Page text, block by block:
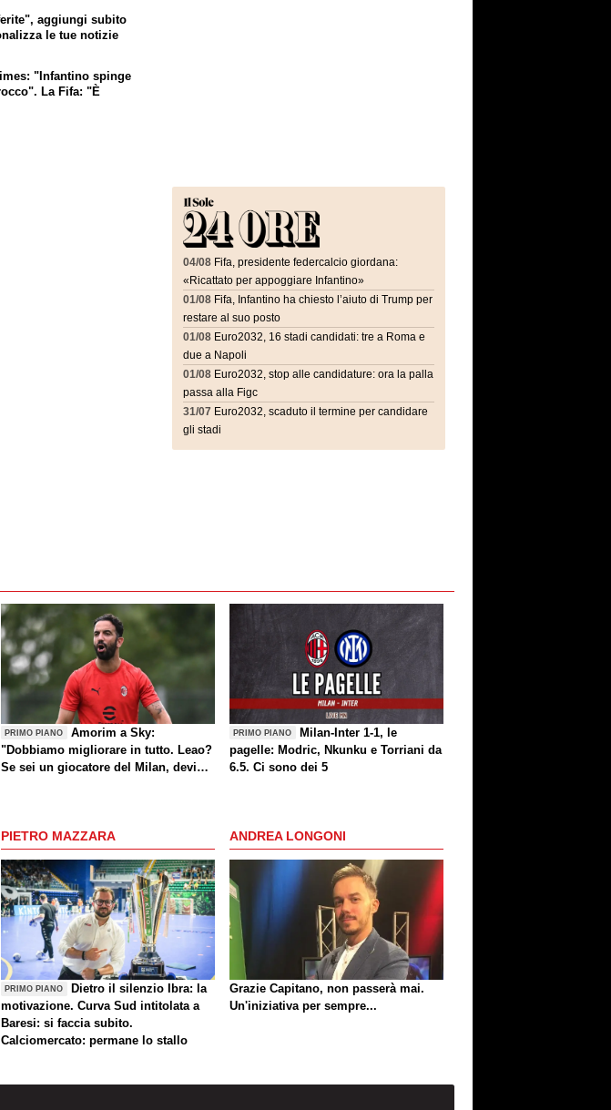
aggiungi subito
le tue notizie
"Infantino spinge
La Fifa: "È
04/08 Fifa, presidente federcalcio giordana:
«Ricattato per appoggiare Infantino»
01/08 Fifa, Infantino ha chiesto l’aiuto di Trump per
restare al suo posto
01/08 Euro2032, 16 stadi candidati: tre a Roma e
due a Napoli
01/08 Euro2032, stop alle candidature: ora la palla
passa alla Figc
31/07 Euro2032, scaduto il termine per candidare
gli stadi
PRIMO PIANO
Amorim a Sky:
"Dobbiamo migliorare in tutto. Leao?
Se sei un giocatore del Milan, devi
PRIMO PIANO
Milan-Inter 1-1, le
pagelle: Modric, Nkunku e Torriani da
6.5. Ci sono dei 5
PIETRO MAZZARA
PRIMO PIANO
Dietro il silenzio Ibra: la
motivazione. Curva Sud intitolata a
Baresi: si faccia subito.
Calciomercato: permane lo stallo
ANDREA LONGONI
Grazie Capitano, non passerà mai.
Un'iniziativa per sempre...